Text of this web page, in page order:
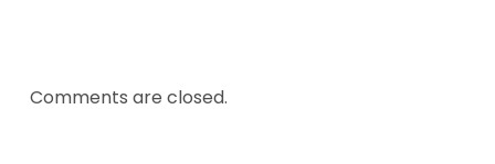
Comments are closed.